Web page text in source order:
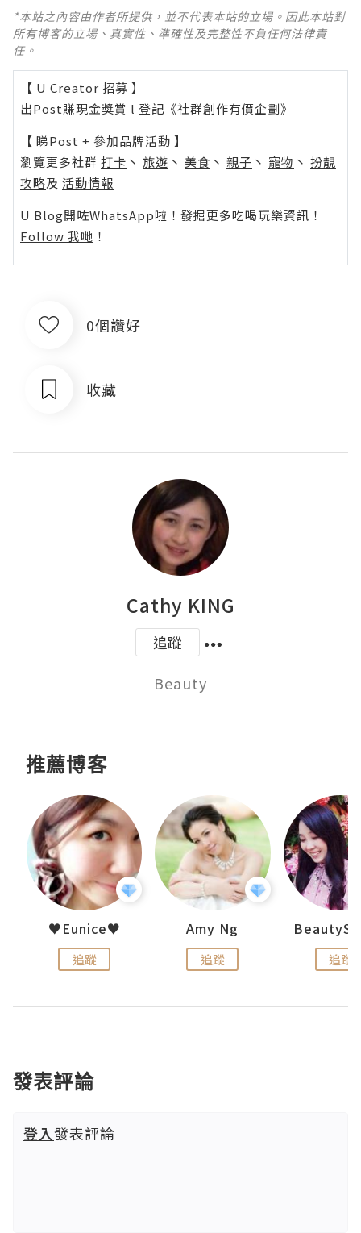
*本站之內容由作者所提供，並不代表本站的立場。因此本站對
所有博客的立場、真實性、準確性及完整性不負任何法律責
任。
【 U Creator 招募 】
出Post賺現金獎賞 l 登記《社群創作有價企劃》
【 睇Post + 參加品牌活動 】
瀏覽更多社群 打卡 丶 旅遊 丶 美食 丶 親子 丶 寵物 丶 扮靚
攻略及 活動情報
U Blog開咗WhatsApp啦！發掘更多吃喝玩樂資訊！
Follow 我哋 ！
0個讚好
收藏
Cathy KING
追蹤
Beauty
推薦博客
♥Eunice♥
追蹤
Amy Ng
追蹤 追蹤
發表評論
登入發表評論